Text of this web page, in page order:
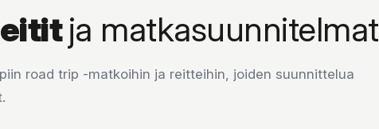
ja matkasuunnitelmat
road trip -matkoihin ja reitteihin, joiden suunnittelua